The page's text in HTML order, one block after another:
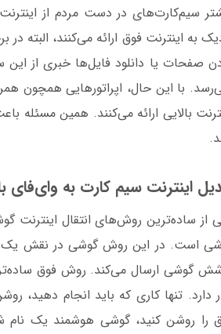
صفحات یا دانلود فایل‌ها خبری از
با این حال، اپراتورهایی همچون
بالایی ارائه می‌کنند. همین مسئله
اینترنت سیم کارت به
از ساده‌ترین روش‌های انتقال اینترنت
است. در این روش گوشی در نقش یک
گوشی ارسال می‌کند. روش فوق
را روشن کنید، گوشی هوشمند یک نام